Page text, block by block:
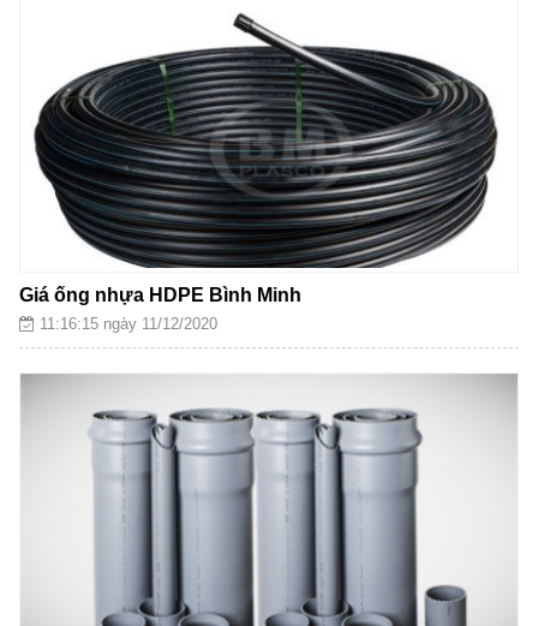
Giá ống nhựa HDPE Bình Minh
11:16:15 ngày 11/12/2020